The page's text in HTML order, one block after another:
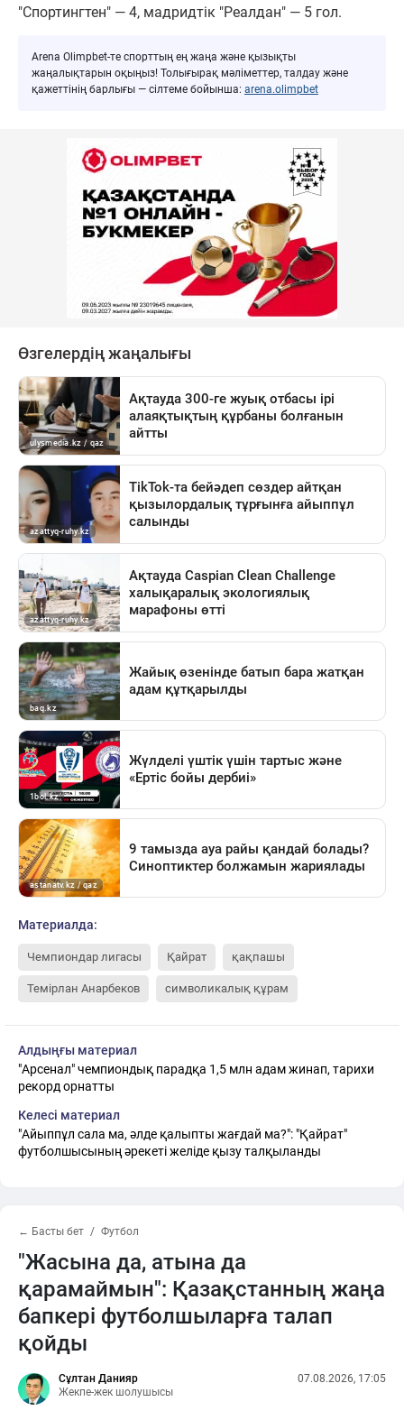
"Спортингтен" — 4, мадридтік "Реалдан" — 5 гол.
Arena Olimpbet-те спорттың ең жаңа және қызықты
жаңалықтарын оқыңыз! Толығырақ мәліметтер, талдау және
қажеттінің барлығы — сілтеме бойынша: arena.olimpbet
Материалда:
Чемпиондар лигасы Қайрат қақпашы
Темірлан Анарбеков символикалық құрам
Алдыңғы материал
"Арсенал" чемпиондық парадқа 1,5 млн адам жинап, тарихи
рекорд орнатты
Келесі материал
"Айыппұл сала ма, әлде қалыпты жағдай ма?": "Қайрат"
футболшысының әрекеті желіде қызу талқыланды
← Басты бет Футбол
"Жасына да, атына да
қарамаймын": Қазақстанның жаңа
бапкері футболшыларға талап
қойды
Сұлтан Данияр
Жекпе-жек шолушысы
07.08.2026, 17:05